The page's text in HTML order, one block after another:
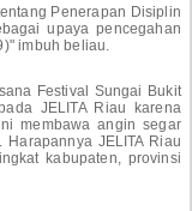
Penerapan Disiplin
upaya pencegahan
imbuh beliau.
Festival Sungai Bukit
JELITA Riau karena
membawa angin segar
JELITA Riau
kabupaten, provinsi